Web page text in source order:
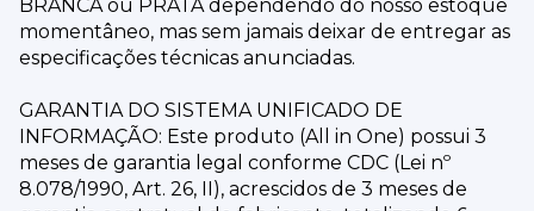
BRANCA ou PRATA dependendo do nosso estoque
momentâneo, mas sem jamais deixar de entregar as
especificações técnicas anunciadas.
GARANTIA DO SISTEMA UNIFICADO DE
INFORMAÇÃO: Este produto (All in One) possui 3
meses de garantia legal conforme CDC (Lei nº
8.078/1990, Art. 26, II), acrescidos de 3 meses de